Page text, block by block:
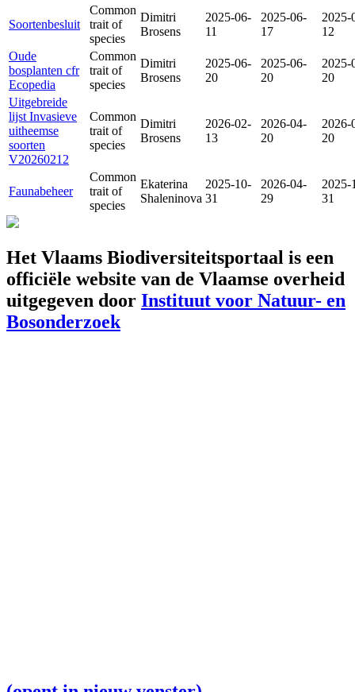
Soortenbesluit
Common
trait of
species
Dimitri
Brosens
2025-06-
11
2025-06-
17
2025-
12
Oude
bosplanten cfr
Ecopedia
Common
trait of
species
Dimitri
Brosens
2025-06-
20
2025-06-
20
2025-
20
Uitgebreide
lijst Invasieve
uitheemse
soorten
V20260212
Common
trait of
species
Dimitri
Brosens
2026-02-
13
2026-04-
20
2026-
20
Faunabeheer
Common
trait of
species
Ekaterina
Shaleninova
2025-10-
31
2026-04-
29
2025-
31
Het Vlaams Biodiversiteitsportaal is een
officiële website van de Vlaamse overheid
uitgegeven door Instituut voor Natuur- en
Bosonderzoek